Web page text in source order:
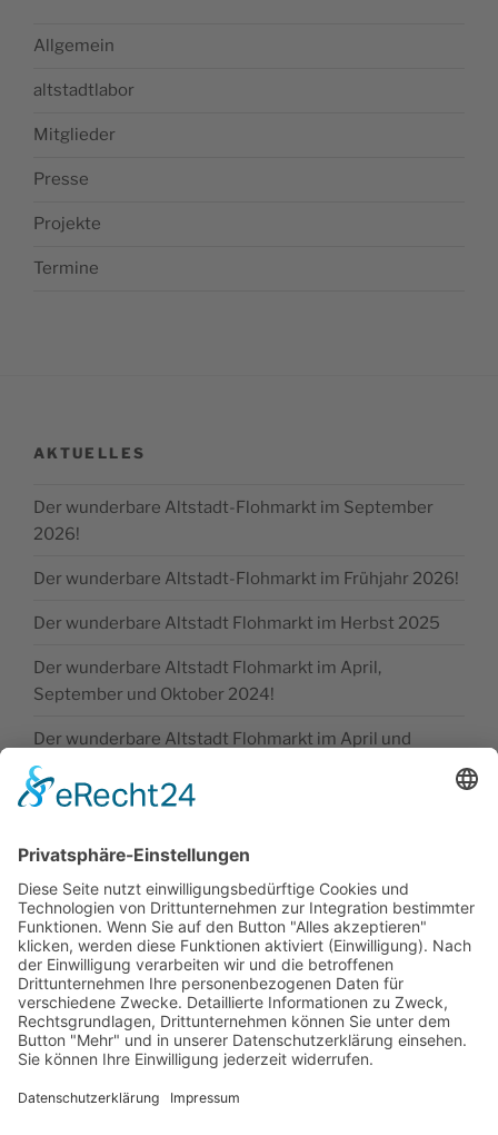
Allgemein
altstadtlabor
Mitglieder
Presse
Projekte
Termine
AKTUELLES
Der wunderbare Altstadt-Flohmarkt im September
2026!
Der wunderbare Altstadt-Flohmarkt im Frühjahr 2026!
Der wunderbare Altstadt Flohmarkt im Herbst 2025
Der wunderbare Altstadt Flohmarkt im April,
September und Oktober 2024!
Der wunderbare Altstadt Flohmarkt im April und
Oktober 2024!
SONSTIGE
Kontakt
Facebook
Impressum
Datenschutz